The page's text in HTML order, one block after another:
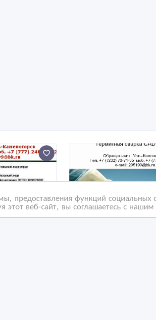
функций социальных
этот веб-сайт, вы соглашаетесь с